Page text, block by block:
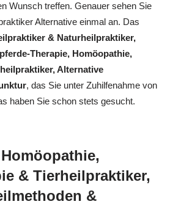
Wunsch treffen. Genauer sehen Sie
Alternative einmal an. Das
& Naturheilpraktiker,
Therapie, ‎Homöopathie,
Alternative
, das Sie unter Zuhilfenahme von
haben Sie schon stets gesucht.
& ‎Tierheilpraktiker,
&